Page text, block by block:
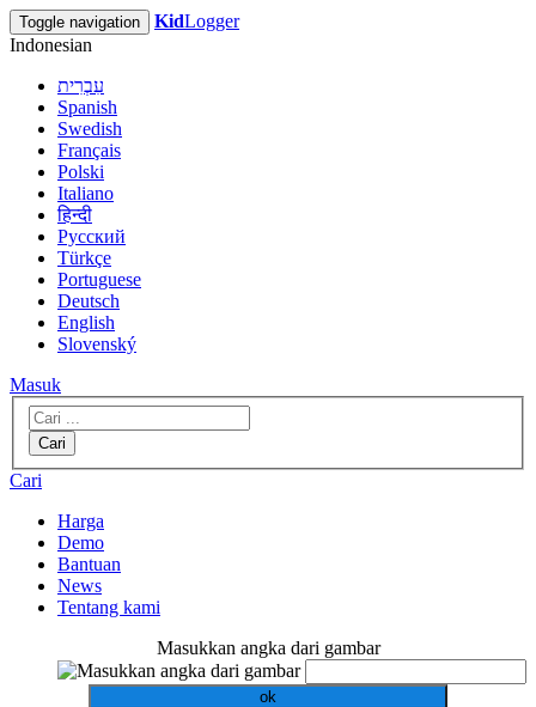
Toggle navigation KidLogger
Indonesian
עִבְרִית
Spanish
Swedish
Français
Polski
Italiano
हिन्दी
Русский
Türkçe
Portuguese
Deutsch
English
Slovenský
Masuk
Cari
Cari
Harga
Demo
Bantuan
News
Tentang kami
Masukkan angka dari gambar
ok